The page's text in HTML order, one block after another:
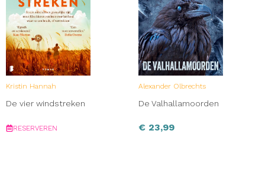
Kristin Hannah
De vier windstreken
RESERVEREN
Alexander Olbrechts
De Valhallamoorden
€ 23,99